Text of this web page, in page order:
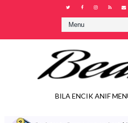
BILA ENCIK ANIF